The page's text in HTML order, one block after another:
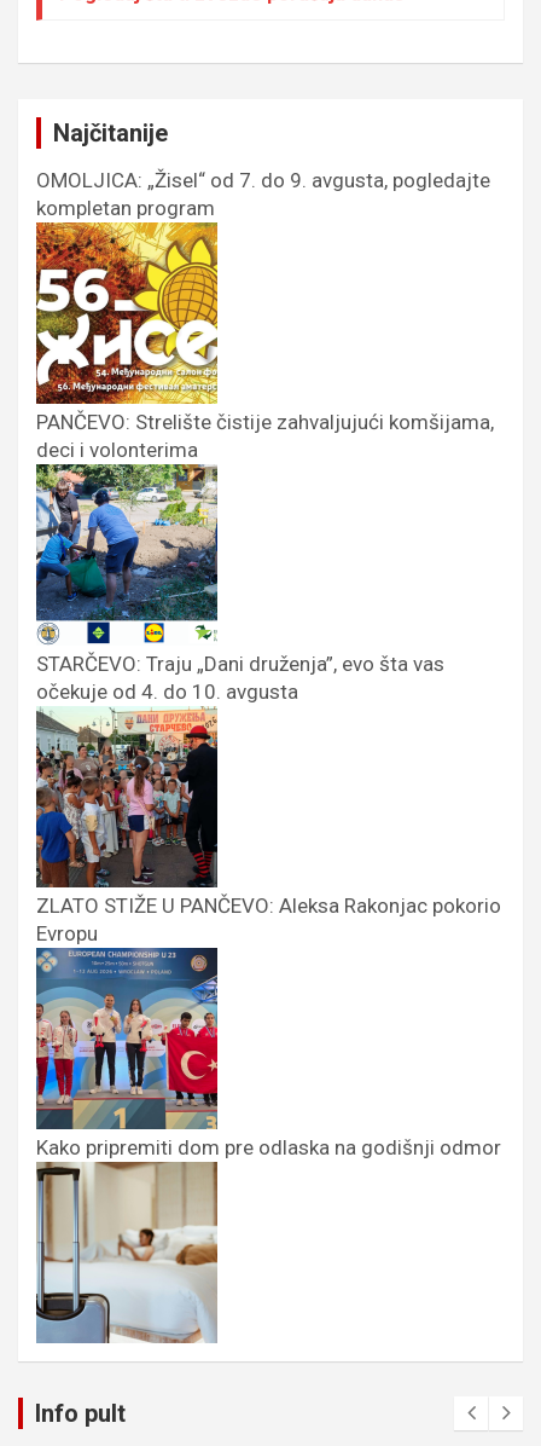
Najčitanije
OMOLJICA: „Žisel“ od 7. do 9. avgusta, pogledajte
kompletan program
PANČEVO: Strelište čistije zahvaljujući komšijama,
deci i volonterima
STARČEVO: Traju „Dani druženja”, evo šta vas
očekuje od 4. do 10. avgusta
ZLATO STIŽE U PANČEVO: Aleksa Rakonjac pokorio
Evropu
Kako pripremiti dom pre odlaska na godišnji odmor
Info pult